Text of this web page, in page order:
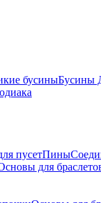
бусиныБусины
пусетПины
для